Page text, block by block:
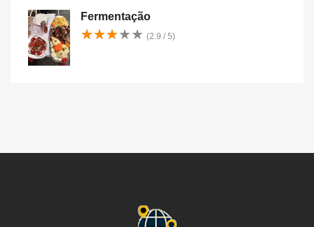
Fermentação
★★★★★
★★★★★ (2.9 / 5)